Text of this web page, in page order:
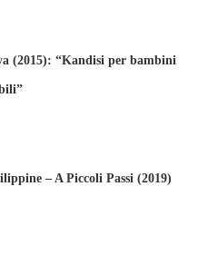
(2015): “Kandisi per bambini
– A Piccoli Passi (2019)